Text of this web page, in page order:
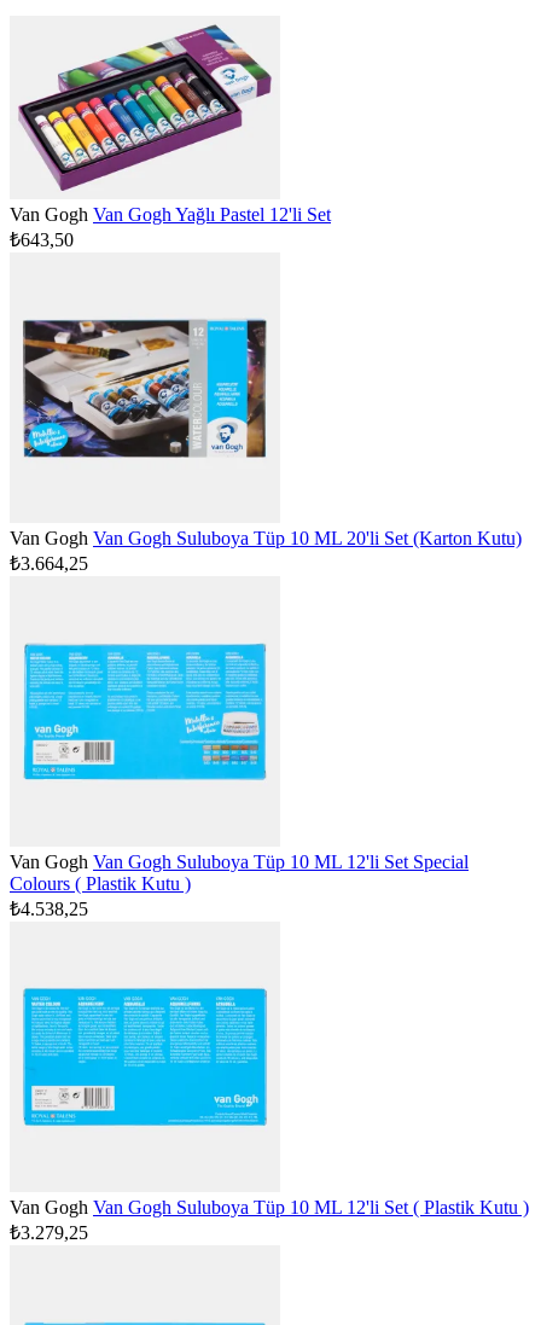
Van Gogh Van Gogh Yağlı Pastel 12'li Set
₺643,50
Van Gogh Van Gogh Suluboya Tüp 10 ML 20'li Set (Karton Kutu)
₺3.664,25
Van Gogh Van Gogh Suluboya Tüp 10 ML 12'li Set Special
Colours ( Plastik Kutu )
₺4.538,25
Van Gogh Van Gogh Suluboya Tüp 10 ML 12'li Set ( Plastik Kutu )
₺3.279,25